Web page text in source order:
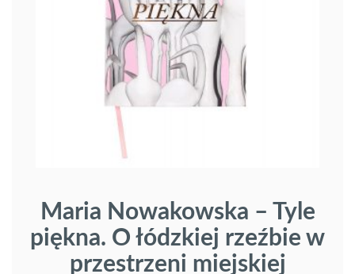
Maria Nowakowska – Tyle
piękna. O łódzkiej rzeźbie w
przestrzeni miejskiej